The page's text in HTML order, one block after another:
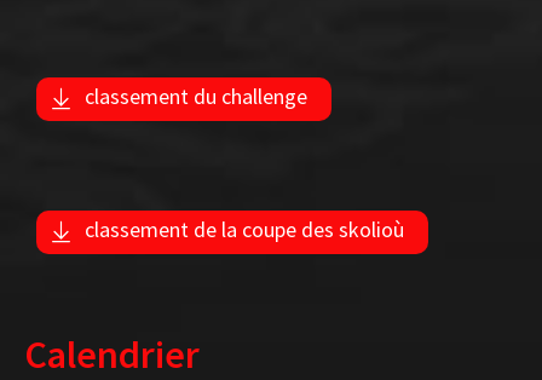
classement du challenge
classement de la coupe des skolioù
Calendrier